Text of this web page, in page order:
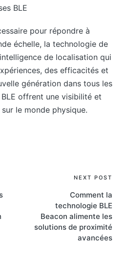
BLE
pour répondre à
échelle, la technologie de
de localisation qui
des efficacités et
génération dans tous les
offrent une visibilité et
le monde physique.
NEXT POST
Comment la
technologie BLE
Beacon alimente les
solutions de proximité
avancées